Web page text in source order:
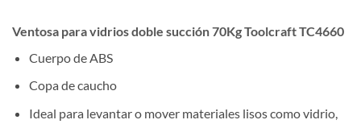
Ventosa para vidrios doble succión 70Kg Toolcraft TC4660
Cuerpo de ABS
Copa de caucho
Ideal para levantar o mover materiales lisos como vidrio,